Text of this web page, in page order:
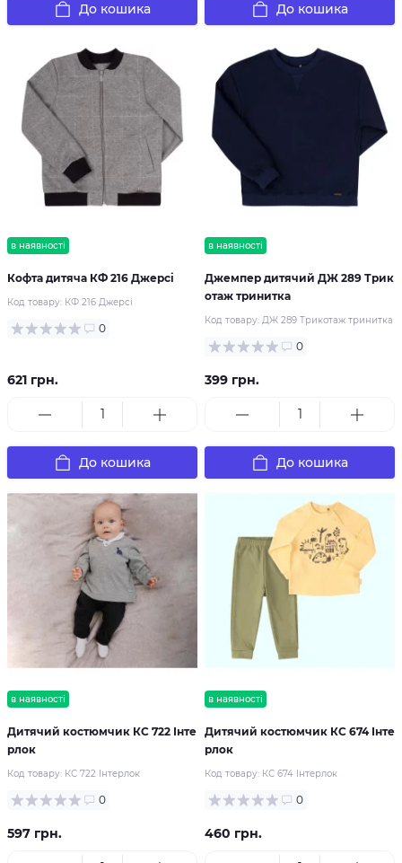
До кошика До кошика
в наявності
Кофта дитяча КФ 216 Джерсі
Код товару: КФ 216 Джерсі
0
621 грн.
До кошика
в наявності
Джемпер дитячий ДЖ 289 Трик
отаж тринитка
Код товару: ДЖ 289 Трикотаж тринитка
0
399 грн.
До кошика
в наявності
Дитячий костюмчик КС 722 Інте
рлок
Код товару: КС 722 Інтерлок
0
597 грн.
в наявності
Дитячий костюмчик КС 674 Інте
рлок
Код товару: КС 674 Інтерлок
0
460 грн.